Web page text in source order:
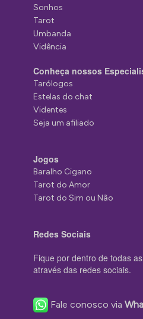
Sonhos
Tarot
Umbanda
Vidência
Conheça nossos
Tarólogos
Estelas do chat
Videntes
Seja um afiliado
Jogos
Baralho Cigano
Tarot do Amor
Tarot do Sim ou Não
Redes Sociais
Fique por dentro de todas
através das redes sociais.
Fale conosco via